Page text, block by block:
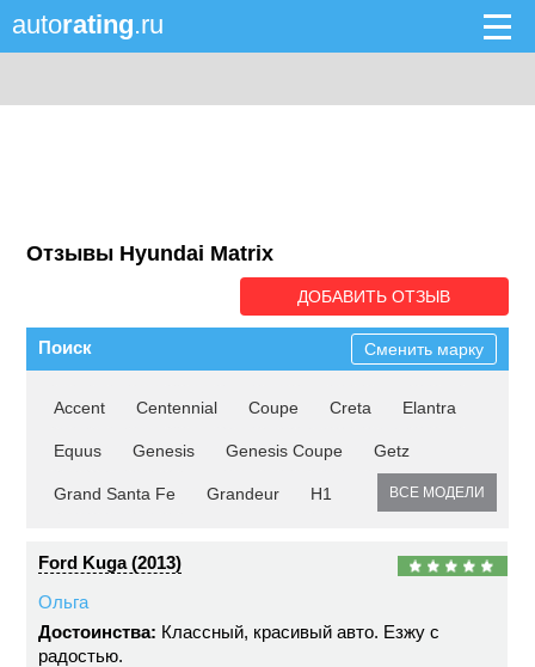
autorating.ru
Отзывы Hyundai Matrix
ДОБАВИТЬ ОТЗЫВ
Поиск Сменить марку
Accent Centennial Coupe Creta Elantra
Equus Genesis Genesis Coupe Getz
Grand Santa Fe Grandeur H1 ВСЕ МОДЕЛИ
Ford Kuga (2013)
Ольга
Достоинства: Классный, красивый авто. Езжу с
радостью.